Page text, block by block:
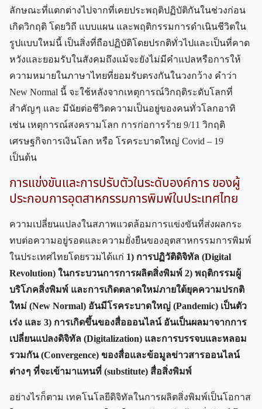
ลักษณะที่แตกต่างไปจากที่เคยประพฤติปฏิบัติกันในช่วงก่อน
เกิดวิกฤติ โดยวิถี แบบแผน และพฤติกรรมการดำเนินชีวิตใน
รูปแบบใหม่นี้ เป็นสิ่งที่ถือปฏิบัติโดยปรกติทั่วไปและเป็นที่คาด
หวังและยอมรับในสังคมถึงแม้จะยังไม่มีคำแปลหรือการให้
ความหมายในภาษาไทยที่ยอมรับตรงกันในวงกว้าง คำว่า
New Normal นี้ จะใช้หลังจากเหตุการณ์วิกฤติระดับโลกที่
สำคัญ ๆ และ มีนัยต่อชีวิตความเป็นอยู่ของคนทั่วโลกอาทิ
เช่น เหตุการณ์สงครามโลก การก่อการร้าย 9/11 วิกฤติ
เศรษฐกิจการเงินโลก หรือ โรคระบาดใหญ่ Covid – 19
เป็นต้น
การแข่งขันและการปรับตัวในระดับองค์การ ของผู้
ประกอบการอุตสาหกรรมการพิมพ์ในประเทศไทย
ความเปลี่ยนแปลงในสภาพแวดล้อมการแข่งขันที่ส่งผลกระ
ทบต่อความอยู่รอดและความยั่งยืนของอุตสาหกรรมการพิมพ์
ในประเทศไทยโดยรวมได้แก่ 1) การปฏิวัติดิจิทัล (Digital
Revolution) ในกระบวนการการผลิตสิ่งพิมพ์ 2) พฤติกรรมผู้
บริโภคสิ่งพิมพ์ และการเกิดตลาดใหม่ภายใต้ยุคความปรกติ
ใหม่ (New Normal) อันมีโรคระบาดใหญ่ (Pandemic) เป็นตัว
เร่ง และ 3) การเกิดขึ้นของสื่อออนไลน์ อันเป็นผลมาจากการ
เปลี่ยนแปลงดิจิทัล (Digitalization) และการบรรจบและหลอม
รวมกัน (Convergence) ของสื่อและข้อมูลข่าวสารออนไลน์
ต่าง ๆ ที่จะเข้ามาแทนที่ (substitute) สื่อสิ่งพิมพ์
อย่างไรก็ตาม เทคโนโลยีดิจิทัลในการผลิตสิ่งพิมพ์เป็นโอกาส